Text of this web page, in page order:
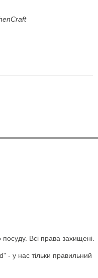
Всі права захищені.
- у нас тільки правильний